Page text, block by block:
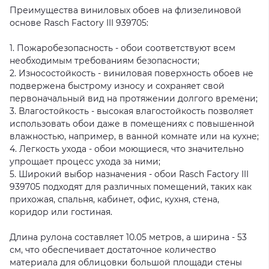
Преимущества виниловых обоев на флизелиновой
основе Rasch Factory III 939705:
1. Пожаробезопасность - обои соответствуют всем
необходимым требованиям безопасности;
2. Износостойкость - виниловая поверхность обоев не
подвержена быстрому износу и сохраняет свой
первоначальный вид на протяжении долгого времени;
3. Влагостойкость - высокая влагостойкость позволяет
использовать обои даже в помещениях с повышенной
влажностью, например, в ванной комнате или на кухне;
4. Легкость ухода - обои моющиеся, что значительно
упрощает процесс ухода за ними;
5. Широкий выбор назначения - обои Rasch Factory III
939705 подходят для различных помещений, таких как
прихожая, спальня, кабинет, офис, кухня, стена,
коридор или гостиная.
Длина рулона составляет 10.05 метров, а ширина - 53
см, что обеспечивает достаточное количество
материала для облицовки большой площади стены